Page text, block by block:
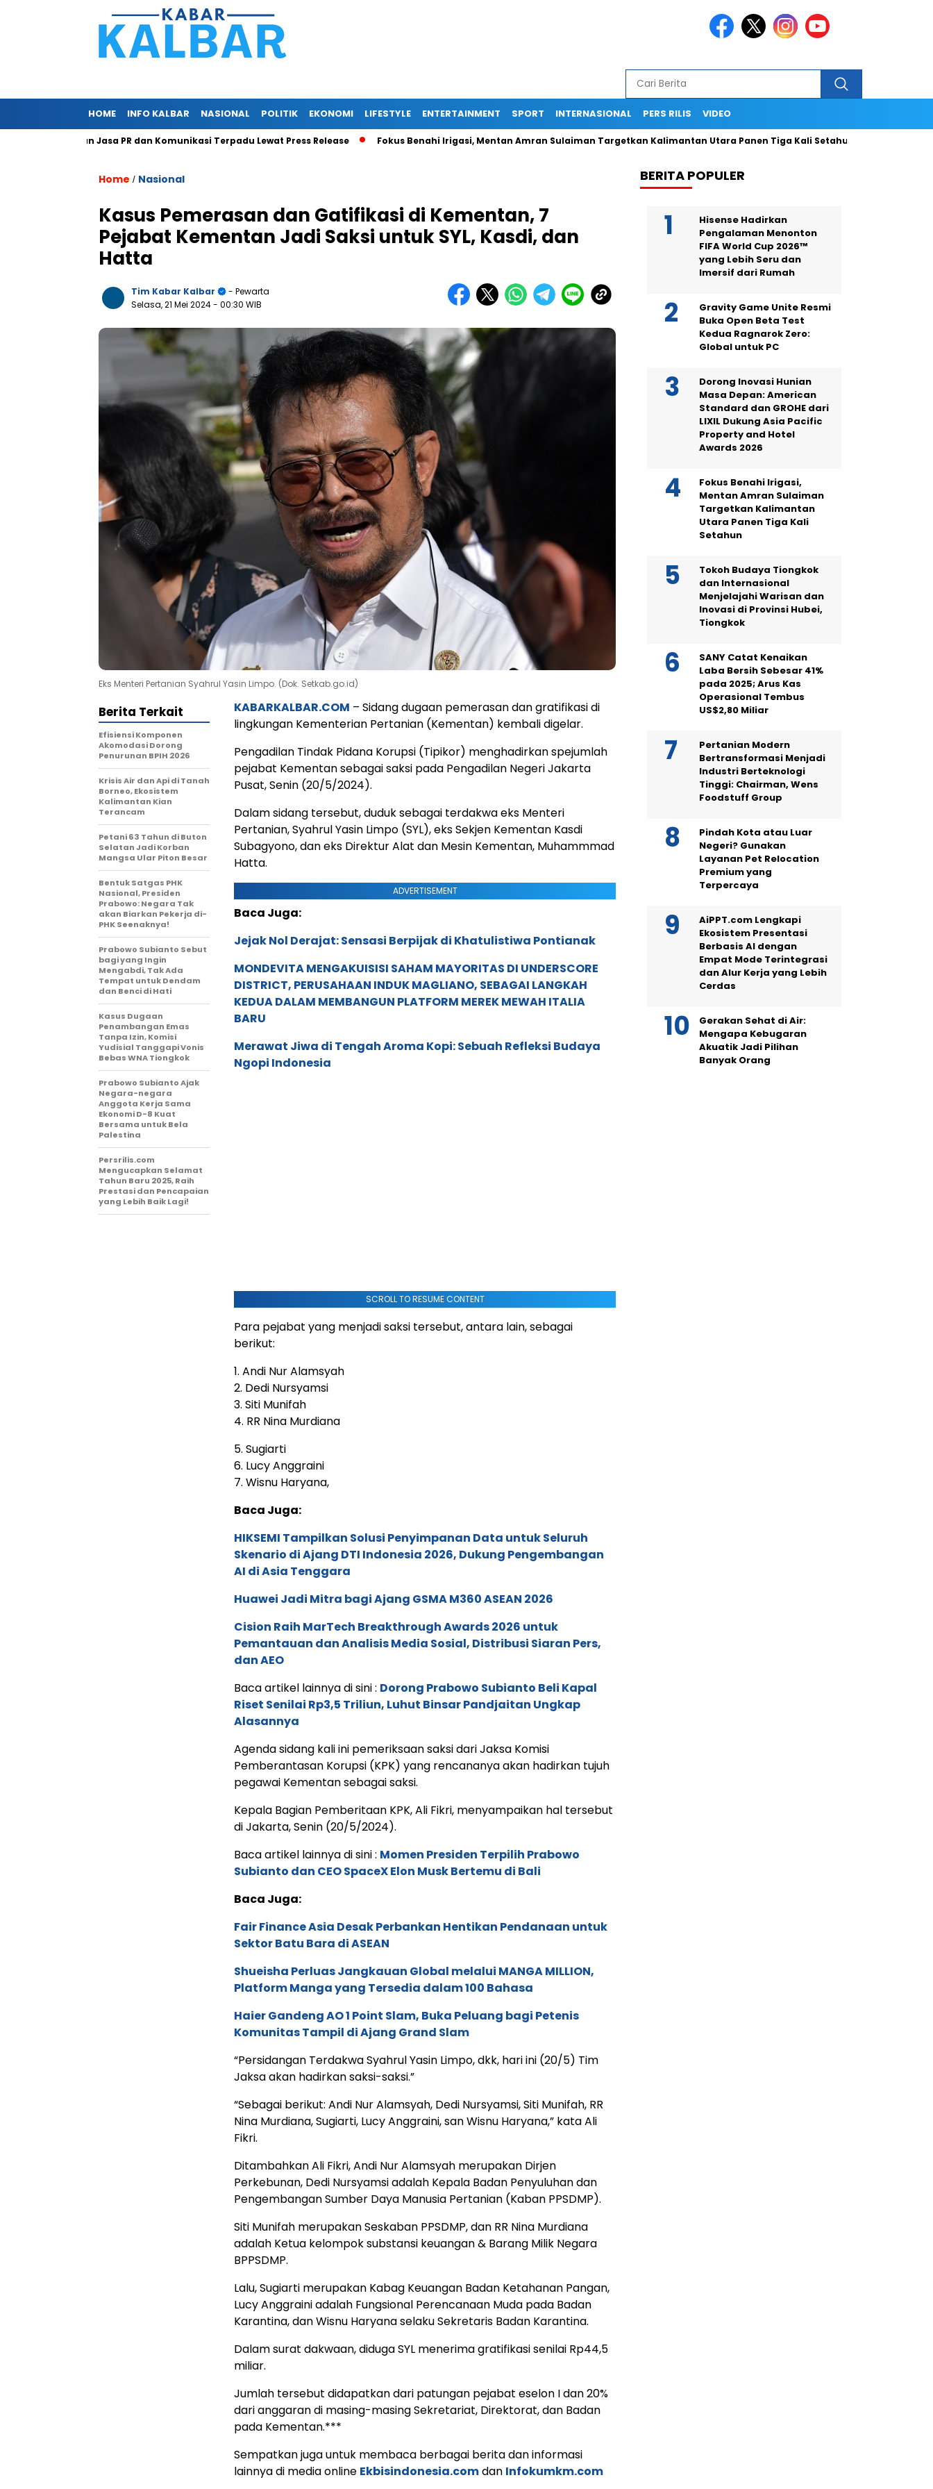
HOME INFO KALBAR NASIONAL POLITIK EKONOMI LIFESTYLE ENTERTAINMENT SPORT INTERNASIONAL PERS RILIS VIDEO
Berikan Jasa PR dan Komunikasi Terpadu Lewat Press Release Fokus Benahi Irigasi, Mentan Amran Sulaiman Targetkan Kalimantan Utara Panen Tiga Kali Setahun Termasuk Dapat
Home / Nasional
Kasus Pemerasan dan Gatifikasi di Kementan, 7
Pejabat Kementan Jadi Saksi untuk SYL, Kasdi, dan
Hatta
Tim Kabar Kalbar
- Pewarta
Selasa, 21 Mei 2024- 00:30 WIB
Eks Menteri Pertanian Syahrul Yasin Limpo. (Dok. Setkab.go.id)
KABARKALBAR.COM – Sidang dugaan pemerasan dan gratifikasi di
lingkungan Kementerian Pertanian (Kementan) kembali digelar.
Pengadilan Tindak Pidana Korupsi (Tipikor) menghadirkan spejumlah
pejabat Kementan sebagai saksi pada Pengadilan Negeri Jakarta
Pusat, Senin (20/5/2024).
Dalam sidang tersebut, duduk sebagai terdakwa eks Menteri
Pertanian, Syahrul Yasin Limpo (SYL), eks Sekjen Kementan Kasdi
Subagyono, dan eks Direktur Alat dan Mesin Kementan, Muhammmad
Hatta.
ADVERTISEMENT
Baca Juga:
Jejak Nol Derajat: Sensasi Berpijak di Khatulistiwa Pontianak
MONDEVITA MENGAKUISISI SAHAM MAYORITAS DI UNDERSCORE
DISTRICT, PERUSAHAAN INDUK MAGLIANO, SEBAGAI LANGKAH
KEDUA DALAM MEMBANGUN PLATFORM MEREK MEWAH ITALIA
BARU
Merawat Jiwa di Tengah Aroma Kopi: Sebuah Refleksi Budaya
Ngopi Indonesia
SCROLL TO RESUME CONTENT
Para pejabat yang menjadi saksi tersebut, antara lain, sebagai
berikut:
1. Andi Nur Alamsyah
2. Dedi Nursyamsi
3. Siti Munifah
4. RR Nina Murdiana
5. Sugiarti
6. Lucy Anggraini
7. Wisnu Haryana,
Baca Juga:
HIKSEMI Tampilkan Solusi Penyimpanan Data untuk Seluruh
Skenario di Ajang DTI Indonesia 2026, Dukung Pengembangan
AI di Asia Tenggara
Huawei Jadi Mitra bagi Ajang GSMA M360 ASEAN 2026
Cision Raih MarTech Breakthrough Awards 2026 untuk
Pemantauan dan Analisis Media Sosial, Distribusi Siaran Pers,
dan AEO
Baca artikel lainnya di sini : Dorong Prabowo Subianto Beli Kapal
Riset Senilai Rp3,5 Triliun, Luhut Binsar Pandjaitan Ungkap
Alasannya
Agenda sidang kali ini pemeriksaan saksi dari Jaksa Komisi
Pemberantasan Korupsi (KPK) yang rencananya akan hadirkan tujuh
pegawai Kementan sebagai saksi.
Kepala Bagian Pemberitaan KPK, Ali Fikri, menyampaikan hal tersebut
di Jakarta, Senin (20/5/2024).
Baca artikel lainnya di sini : Momen Presiden Terpilih Prabowo
Subianto dan CEO SpaceX Elon Musk Bertemu di Bali
Baca Juga:
Fair Finance Asia Desak Perbankan Hentikan Pendanaan untuk
Sektor Batu Bara di ASEAN
Shueisha Perluas Jangkauan Global melalui MANGA MILLION,
Platform Manga yang Tersedia dalam 100 Bahasa
Haier Gandeng AO 1 Point Slam, Buka Peluang bagi Petenis
Komunitas Tampil di Ajang Grand Slam
“Persidangan Terdakwa Syahrul Yasin Limpo, dkk, hari ini (20/5) Tim
Jaksa akan hadirkan saksi-saksi.”
“Sebagai berikut: Andi Nur Alamsyah, Dedi Nursyamsi, Siti Munifah, RR
Nina Murdiana, Sugiarti, Lucy Anggraini, san Wisnu Haryana,” kata Ali
Fikri.
Ditambahkan Ali Fikri, Andi Nur Alamsyah merupakan Dirjen
Perkebunan, Dedi Nursyamsi adalah Kepala Badan Penyuluhan dan
Pengembangan Sumber Daya Manusia Pertanian (Kaban PPSDMP).
Siti Munifah merupakan Seskaban PPSDMP, dan RR Nina Murdiana
adalah Ketua kelompok substansi keuangan & Barang Milik Negara
BPPSDMP.
Lalu, Sugiarti merupakan Kabag Keuangan Badan Ketahanan Pangan,
Lucy Anggraini adalah Fungsional Perencanaan Muda pada Badan
Karantina, dan Wisnu Haryana selaku Sekretaris Badan Karantina.
Dalam surat dakwaan, diduga SYL menerima gratifikasi senilai Rp44,5
miliar.
Jumlah tersebut didapatkan dari patungan pejabat eselon I dan 20%
dari anggaran di masing-masing Sekretariat, Direktorat, dan Badan
pada Kementan.***
Sempatkan juga untuk membaca berbagai berita dan informasi
lainnya di media online Ekbisindonesia.comdan Infokumkm.com
Berita Terkait
Efisiensi Komponen
Akomodasi Dorong
Penurunan BPIH 2026
Krisis Air dan Api di Tanah
Borneo, Ekosistem
Kalimantan Kian
Terancam
Petani 63 Tahun di Buton
Selatan Jadi Korban
Mangsa Ular Piton Besar
Bentuk Satgas PHK
Nasional, Presiden
Prabowo: Negara Tak
akan Biarkan Pekerja di-
PHK Seenaknya!
Prabowo Subianto Sebut
bagi yang Ingin
Mengabdi, Tak Ada
Tempat untuk Dendam
dan Benci di Hati
Kasus Dugaan
Penambangan Emas
Tanpa Izin, Komisi
Yudisial Tanggapi Vonis
Bebas WNA Tiongkok
Prabowo Subianto Ajak
Negara-negara
Anggota Kerja Sama
Ekonomi D-8 Kuat
Bersama untuk Bela
Palestina
Persrilis.com
Mengucapkan Selamat
Tahun Baru 2025, Raih
Prestasi dan Pencapaian
yang Lebih Baik Lagi!
BERITA POPULER
Hisense Hadirkan
Pengalaman Menonton
FIFA World Cup 2026™
yang Lebih Seru dan
Imersif dari Rumah
Gravity Game Unite Resmi
Buka Open Beta Test
Kedua Ragnarok Zero:
Global untuk PC
Dorong Inovasi Hunian
Masa Depan: American
Standard dan GROHE dari
LIXIL Dukung Asia Pacific
Property and Hotel
Awards 2026
Fokus Benahi Irigasi,
Mentan Amran Sulaiman
Targetkan Kalimantan
Utara Panen Tiga Kali
Setahun
Tokoh Budaya Tiongkok
dan Internasional
Menjelajahi Warisan dan
Inovasi di Provinsi Hubei,
Tiongkok
SANY Catat Kenaikan
Laba Bersih Sebesar 41%
pada 2025; Arus Kas
Operasional Tembus
US$2,80 Miliar
Pertanian Modern
Bertransformasi Menjadi
Industri Berteknologi
Tinggi: Chairman, Wens
Foodstuff Group
Pindah Kota atau Luar
Negeri? Gunakan
Layanan Pet Relocation
Premium yang
Terpercaya
AiPPT.com Lengkapi
Ekosistem Presentasi
Berbasis AI dengan
Empat Mode Terintegrasi
dan Alur Kerja yang Lebih
Cerdas
Gerakan Sehat di Air:
Mengapa Kebugaran
Akuatik Jadi Pilihan
Banyak Orang